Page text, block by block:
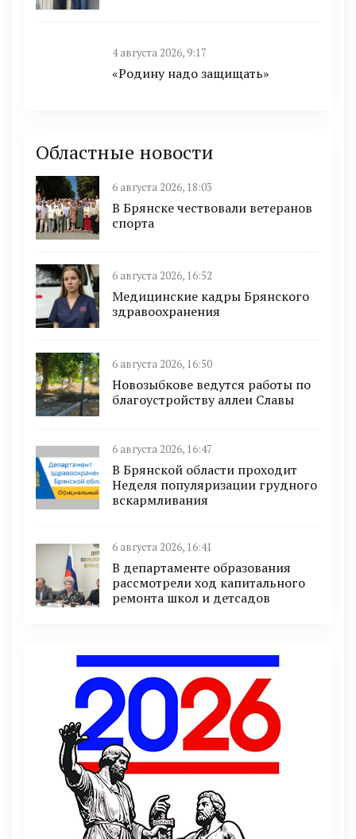
4 августа 2026, 9:17
«Родину надо защищать»
Областные новости
6 августа 2026, 18:03
В Брянске чествовали ветеранов
спорта
6 августа 2026, 16:52
Медицинские кадры Брянского
здравоохранения
6 августа 2026, 16:50
Новозыбкове ведутся работы по
благоустройству аллеи Славы
6 августа 2026, 16:47
В Брянской области проходит
Неделя популяризации грудного
вскармливания
6 августа 2026, 16:41
В департаменте образования
рассмотрели ход капитального
ремонта школ и детсадов